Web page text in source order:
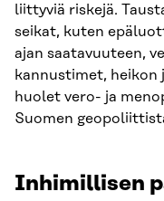
liittyviä riskejä.
seikat, kuten
ajan saatavuuteen,
kannustimet,
huolet vero- ja
Suomen
Inhimillisen